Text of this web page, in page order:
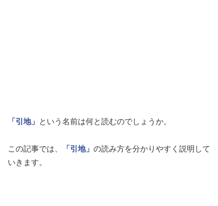
「引地」 という名前は何と読むのでしょうか。
この記事では、 「引地」 の読み方を分かりやすく説明して
いきます。